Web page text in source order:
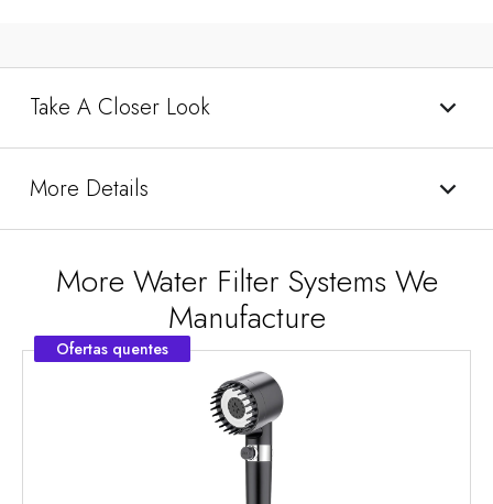
Take A Closer Look
More Details
More Water Filter Systems We
Manufacture
Ofertas quentes